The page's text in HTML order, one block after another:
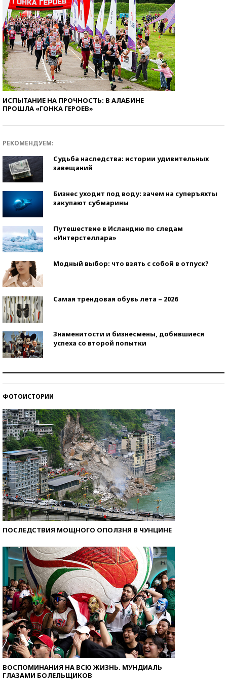
ИСПЫТАНИЕ НА ПРОЧНОСТЬ: В АЛАБИНЕ
ПРОШЛА «ГОНКА ГЕРОЕВ»
РЕКОМЕНДУЕМ:
Судьба наследства: истории удивительных
завещаний
Бизнес уходит под воду: зачем на суперъяхты
закупают субмарины
Путешествие в Исландию по следам
«Интерстеллара»
Модный выбор: что взять с собой в отпуск?
Самая трендовая обувь лета – 2026
Знаменитости и бизнесмены, добившиеся
успеха со второй попытки
ФОТОИСТОРИИ
ПОСЛЕДСТВИЯ МОЩНОГО ОПОЛЗНЯ В ЧУНЦИНЕ
ВОСПОМИНАНИЯ НА ВСЮ ЖИЗНЬ. МУНДИАЛЬ
ГЛАЗАМИ БОЛЕЛЬЩИКОВ